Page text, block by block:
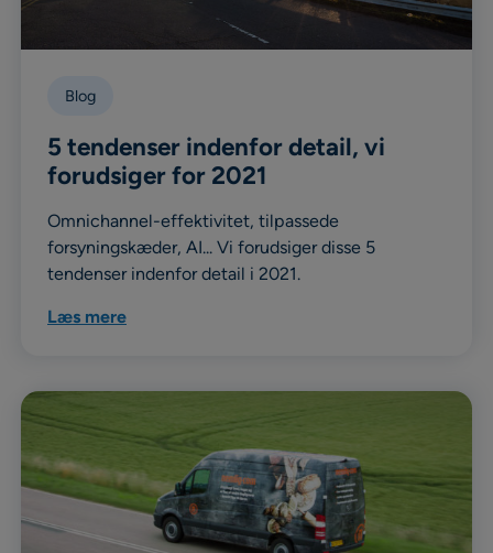
Blog
5 tendenser indenfor detail, vi
forudsiger for 2021
Omnichannel-effektivitet, tilpassede
forsyningskæder, AI... Vi forudsiger disse 5
tendenser indenfor detail i 2021.
Læs mere